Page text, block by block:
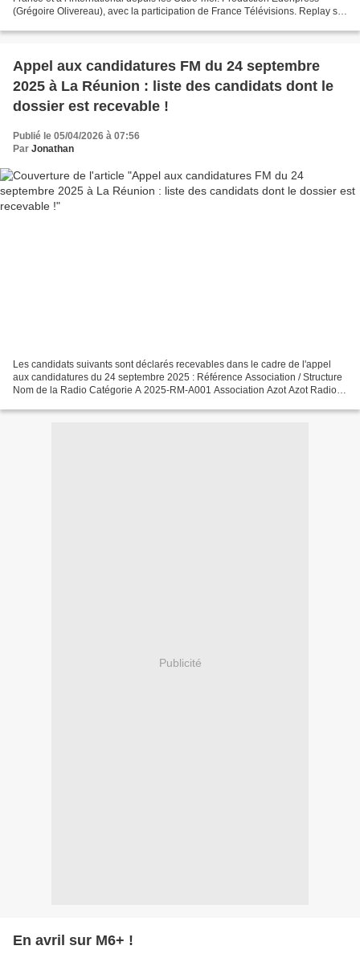
(Grégoire Olivereau), avec la participation de France Télévisions. Replay sur
Appel aux candidatures FM du 24 septembre
2025 à La Réunion : liste des candidats dont le
dossier est recevable !
Publié le 05/04/2026 à 07:56
Par Jonathan
Les candidats suivants sont déclarés recevables dans le cadre de l'appel
aux candidatures du 24 septembre 2025 : Référence Association / Structure
Nom de la Radio Catégorie A 2025-RM-A001 Association Azot Azot Radio
Publicité
En avril sur M6+ !